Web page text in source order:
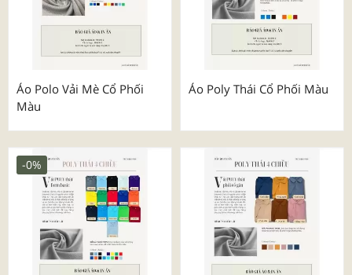
Áo Polo Vải Mè Cổ Phối
Màu
Áo Poly Thái Cổ Phối Màu
-0%